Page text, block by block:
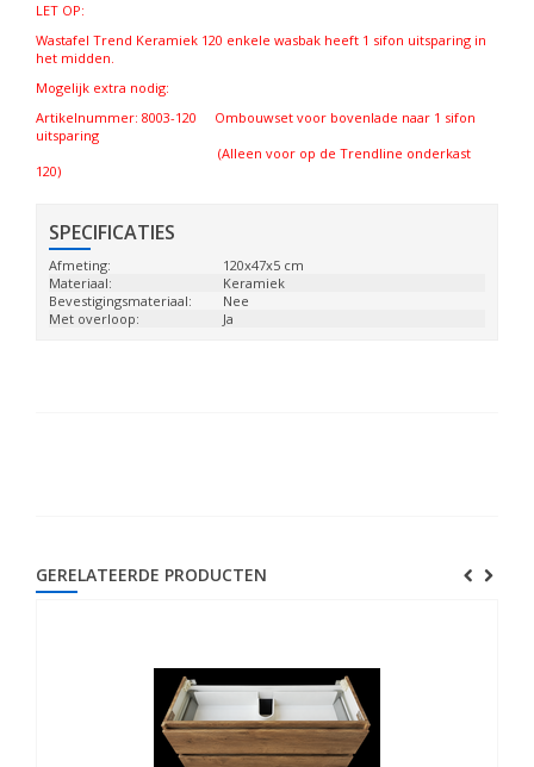
LET OP:
Wastafel Trend Keramiek 120 enkele wasbak heeft 1 sifon uitsparing in
het midden.
Mogelijk extra nodig:
Artikelnummer: 8003-120 Ombouwset voor bovenlade naar 1 sifon
uitsparing
(Alleen voor op de Trendline onderkast
120)
SPECIFICATIES
Afmeting:
120x47x5 cm
Materiaal:
Keramiek
Bevestigingsmateriaal:
Nee
Met overloop:
Ja
GERELATEERDE PRODUCTEN